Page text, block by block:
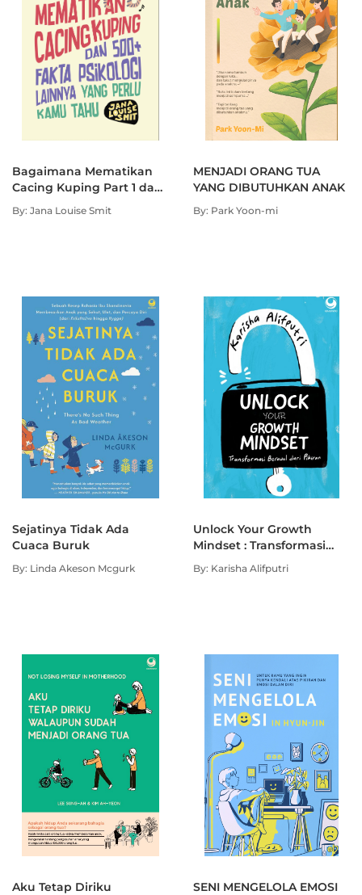
Bagaimana Mematikan
Cacing Kuping Part 1 dan
500+ Fakta Psikologi
Lainnya yang Perlu Kamu
By: Jana Louise Smit
MENJADI ORANG TUA
YANG DIBUTUHKAN ANAK
By: Park Yoon-mi
Sejatinya Tidak Ada
Cuaca Buruk
By: Linda Akeson Mcgurk
Unlock Your Growth
Mindset : Transformasi
Berawal dari Pikiran!
By: Karisha Alifputri
Aku Tetap Diriku
SENI MENGELOLA EMOSI